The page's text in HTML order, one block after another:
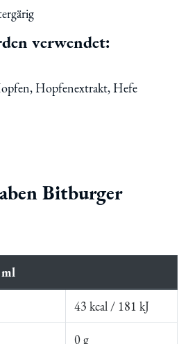
verwendet:
Hopfenextrakt, Hefe
Bitburger
43 kcal / 181 kJ
0 g